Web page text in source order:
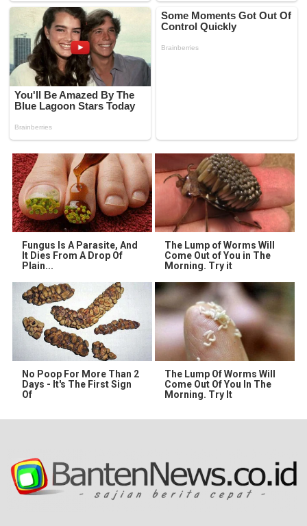
Fungus Is A Parasite, And
It Dies From A Drop Of
Plain...
The Lump of Worms Will
Come Out of You in The
Morning. Try it
No Poop For More Than 2
Days - It's The First Sign
Of
The Lump Of Worms Will
Come Out Of You In The
Morning. Try It